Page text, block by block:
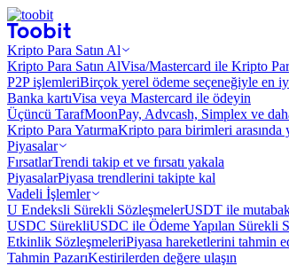
Kripto Para Satın Al
Kripto Para Satın AlVisa/Mastercard ile Kripto
P2P işlemleriBirçok yerel ödeme seçeneğiyle en
Banka kartıVisa veya Mastercard ile ödeyin
Üçüncü TarafMoonPay, Advcash, Simplex ve
Kripto Para YatırmaKripto para birimleri arasında
Piyasalar
FırsatlarTrendi takip et ve fırsatı yakala
PiyasalarPiyasa trendlerini takipte kal
Vadeli İşlemler
U Endeksli Sürekli SözleşmelerUSDT ile
USDC SürekliUSDC ile Ödeme Yapılan Sürekli
Etkinlik SözleşmeleriPiyasa hareketlerini tahmin
Tahmin PazarıKestirilerden değere ulaşın